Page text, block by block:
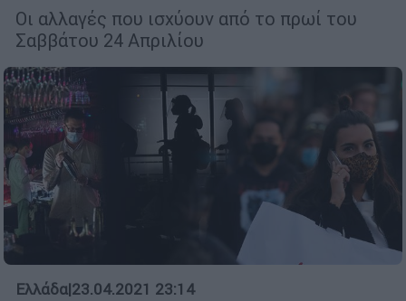
Οι αλλαγές που ισχύουν από το πρωί του
Σαββάτου 24 Απριλίου
Ελλάδα|23.04.2021 23:14